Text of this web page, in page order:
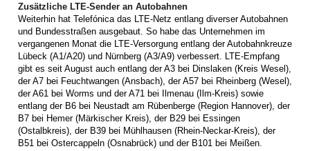
Zusätzliche LTE-Sender an Autobahnen
Weiterhin hat Telefónica das LTE-Netz entlang diverser Autobahnen
und Bundesstraßen ausgebaut. So habe das Unternehmen im
vergangenen Monat die LTE-Versorgung entlang der Autobahnkreuze
Lübeck (A1/A20) und Nürnberg (A3/A9) verbessert. LTE-Empfang
gibt es seit August auch entlang der A3 bei Dinslaken (Kreis Wesel),
der A7 bei Feuchtwangen (Ansbach), der A57 bei Rheinberg (Wesel),
der A61 bei Worms und der A71 bei Ilmenau (Ilm-Kreis) sowie
entlang der B6 bei Neustadt am Rübenberge (Region Hannover), der
B7 bei Hemer (Märkischer Kreis), der B29 bei Essingen
(Ostalbkreis), der B39 bei Mühlhausen (Rhein-Neckar-Kreis), der
B51 bei Ostercappeln (Osnabrück) und der B101 bei Meißen.